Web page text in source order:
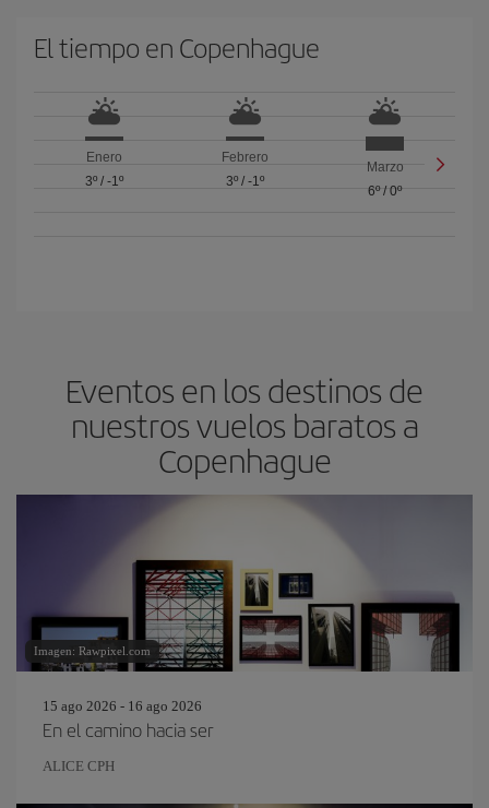
El tiempo en Copenhague
Enero
3º/ -1º
Febrero
3º/ -1º
Marzo
6º/0º
Eventos en los destinos de
nuestros vuelos baratos a
Copenhague
Imagen: Rawpixel.com
15 ago 2026 - 16 ago 2026
En el camino hacia ser
ALICE CPH